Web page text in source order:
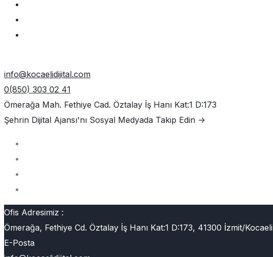
info@kocaelidijital.com
0(850) 303 02 41
Ömerağa Mah. Fethiye Cad. Öztalay İş Hanı Kat:1 D:173
Şehrin Dijital Ajansı'nı Sosyal Medyada Takip Edin ->
Ofis Adresimiz :
Ömerağa, Fethiye Cd. Öztalay İş Hanı Kat:1 D:173, 41300 İzmit/Kocaeli
E-Posta